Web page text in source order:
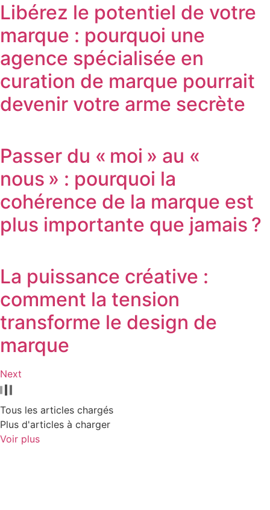
Libérez le potentiel de votre
marque : pourquoi une
agence spécialisée en
curation de marque pourrait
devenir votre arme secrète
Passer du « moi » au «
nous » : pourquoi la
cohérence de la marque est
plus importante que jamais ?
La puissance créative :
comment la tension
transforme le design de
marque
Next
Tous les articles chargés
Plus d'articles à charger
Voir plus